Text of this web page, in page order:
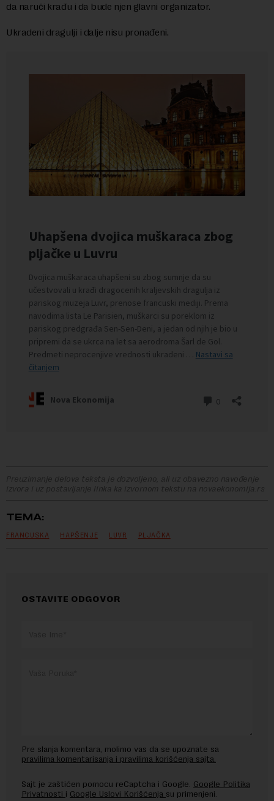
da naruči krađu i da bude njen glavni organizator.
Ukradeni dragulji i dalje nisu pronađeni.
Preuzimanje delova teksta je dozvoljeno, ali uz obavezno navođenje
izvora i uz postavljanje linka ka izvornom tekstu na novaekonomija.rs
TEMA:
FRANCUSKA HAPŠENJE LUVR PLJAČKA
OSTAVITE ODGOVOR
Pre slanja komentara, molimo vas da se upoznate sa
pravilima komentarisanja i pravilima korišćenja sajta.
Sajt je zaštićen pomocu reCaptcha i Google. Google Politika
Privatnosti i Google Uslovi Korišćenja su primenjeni.